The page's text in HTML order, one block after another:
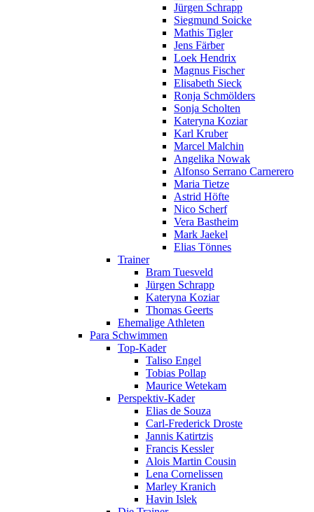
Jürgen Schrapp
Siegmund Soicke
Mathis Tigler
Jens Färber
Loek Hendrix
Magnus Fischer
Elisabeth Sieck
Ronja Schmölders
Sonja Scholten
Kateryna Koziar
Karl Kruber
Marcel Malchin
Angelika Nowak
Alfonso Serrano Carnerero
Maria Tietze
Astrid Höfte
Nico Scherf
Vera Bastheim
Mark Jaekel
Elias Tönnes
Trainer
Bram Tuesveld
Jürgen Schrapp
Kateryna Koziar
Thomas Geerts
Ehemalige Athleten
Para Schwimmen
Top-Kader
Taliso Engel
Tobias Pollap
Maurice Wetekam
Perspektiv-Kader
Elias de Souza
Carl-Frederick Droste
Jannis Katirtzis
Francis Kessler
Alois Martin Cousin
Lena Cornelissen
Marley Kranich
Havin Islek